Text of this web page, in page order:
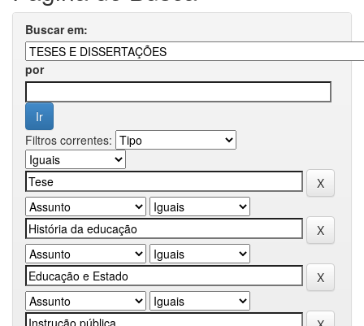
Buscar em:
por
Filtros correntes: